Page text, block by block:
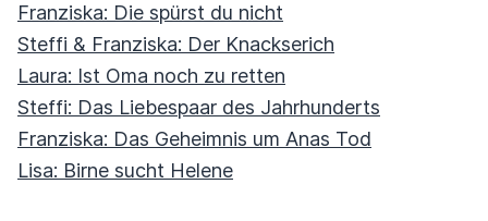
Franziska: Die spürst du nicht
Steffi & Franziska: Der Knackserich
Laura: Ist Oma noch zu retten
Steffi: Das Liebespaar des Jahrhunderts
Franziska: Das Geheimnis um Anas Tod
Lisa: Birne sucht Helene